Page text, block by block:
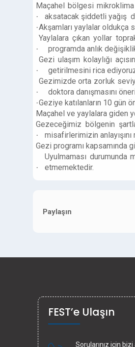
·
Maçahel bölgesi
aksatacak şiddetli yağış
·
Akşamları yaylalar oldukça
·
Yaylalara çıkan yollar
programda anlık
·
Gezi ulaşım kolaylığı
getirilmesini rica
·
Gezimizde orta zorluk
doktora danışmasını
·
Geziye katılanların 10 gün
·
Maçahel ve yaylalara giden
·
Gezeceğimiz bölgenin
misafirlerimizin
·
Gezi programı kapsamında
Uyulmaması
etmemektedir.
Paylaşın
FEST’e Ulaşın
Sorularınız için bizi